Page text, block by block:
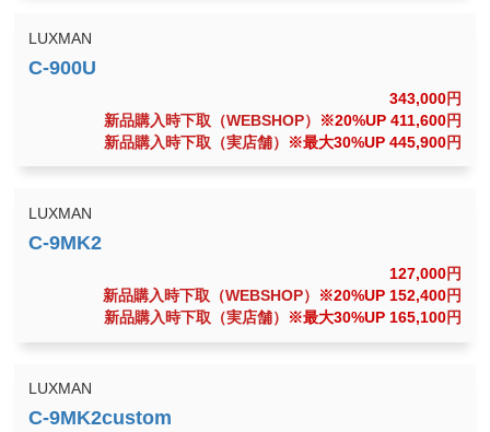
LUXMAN
343,000円
新品購入時下取（WEBSHOP）
※20%UP 411,600円
新品購入時下取（実店舗）
※最大30%UP 445,900円
LUXMAN
127,000円
新品購入時下取（WEBSHOP）
※20%UP 152,400円
新品購入時下取（実店舗）
※最大30%UP 165,100円
LUXMAN